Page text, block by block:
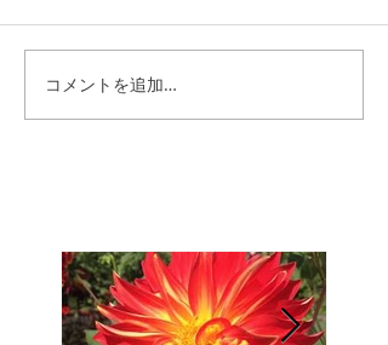
コメントを追加…